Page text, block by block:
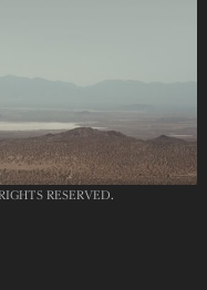
RESERVED.